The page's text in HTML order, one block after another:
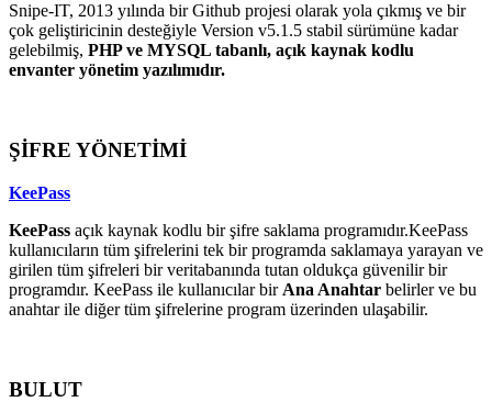
Snipe-IT, 2013 yılında bir Github projesi olarak yola çıkmış ve bir
çok geliştiricinin desteğiyle Version v5.1.5 stabil sürümüne kadar
gelebilmiş, PHP ve MYSQL tabanlı, açık kaynak kodlu
envanter yönetim yazılımıdır.
ŞİFRE YÖNETİMİ
KeePass
KeePass açık kaynak kodlu bir şifre saklama programıdır.KeePass
kullanıcıların tüm şifrelerini tek bir programda saklamaya yarayan ve
girilen tüm şifreleri bir veritabanında tutan oldukça güvenilir bir
programdır. KeePass ile kullanıcılar bir Ana Anahtar belirler ve bu
anahtar ile diğer tüm şifrelerine program üzerinden ulaşabilir.
BULUT